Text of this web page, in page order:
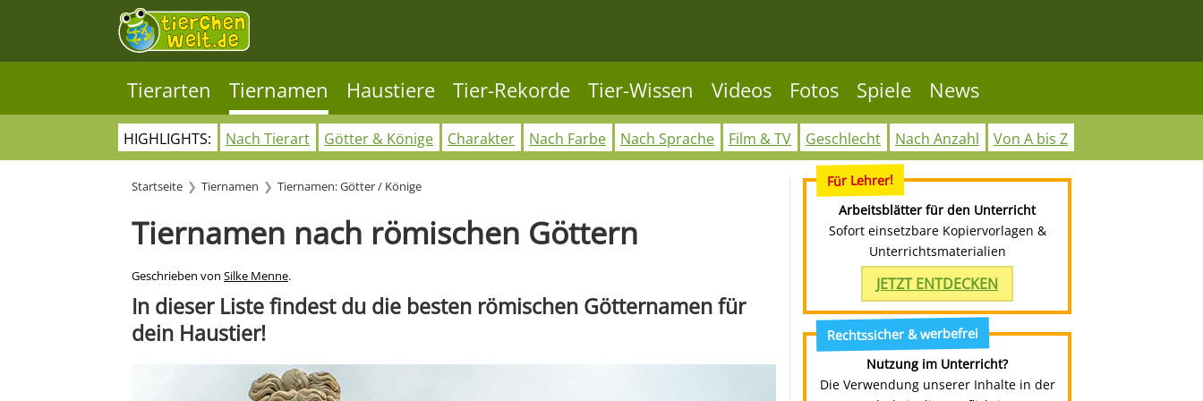
Tierarten Tiernamen Haustiere Tier-Rekorde Tier-Wissen Videos Fotos Spiele News
HIGHLIGHTS: Nach Tierart Götter & Könige Charakter Nach Farbe Nach Sprache Film & TV Geschlecht Nach Anzahl Von A bis Z
Startseite Tiernamen Tiernamen: Götter / Könige
Tiernamen nach römischen Göttern
Geschrieben von Silke Menne.
In dieser Liste findest du die besten römischen Götternamen für
dein Haustier!
Für Lehrer!
Arbeitsblätter für den Unterricht
Sofort einsetzbare Kopiervorlagen &
Unterrichtsmaterialien
JETZT ENTDECKEN
Rechtssicher & werbefrei
Nutzung im Unterricht?
Die Verwendung unserer Inhalte in der